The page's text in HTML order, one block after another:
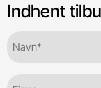
Indhent
(Required)